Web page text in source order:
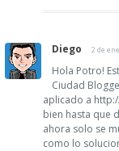
Diego 2 de
Hola Potro!
Ciudad
aplicado a
bien hasta que
ahora solo se
como lo